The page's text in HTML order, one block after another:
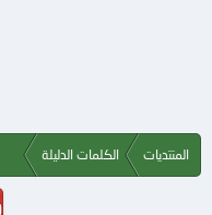
المنتديات الكلمات الدليلة